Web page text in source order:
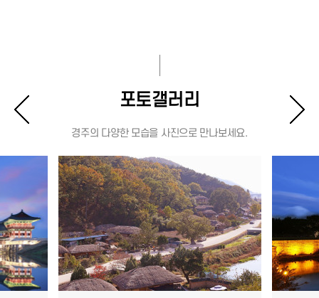
포토갤러리
경주의 다양한 모습을 사진으로 만나보세요.